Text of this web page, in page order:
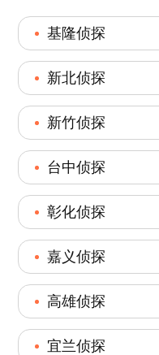
基隆侦探
新北侦探
新竹侦探
台中侦探
彰化侦探
嘉义侦探
高雄侦探
宜兰侦探